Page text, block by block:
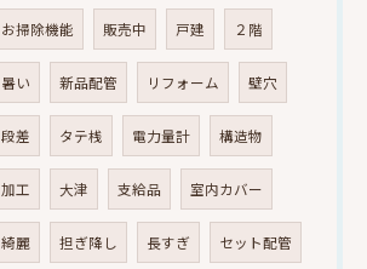
お掃除機能 販売中 戸建 ２階
暑い 新品配管 リフォーム 壁穴
段差 タテ桟 電力量計 構造物
加工 大津 支給品 室内カバー
綺麗 担ぎ降し 長すぎ セット配管